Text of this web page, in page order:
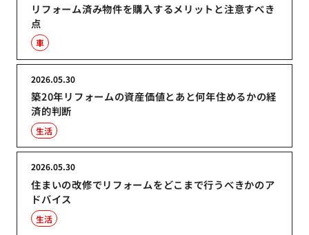
リフォーム済み物件を購入するメリットと注意すべき
点
車
築20年リフォームの資産価値とあと何年住めるかの経
済的判断
2026.05.30
生活
住まいの改修でリフォームをどこまで行うべきかのア
ドバイス
2026.05.30
生活